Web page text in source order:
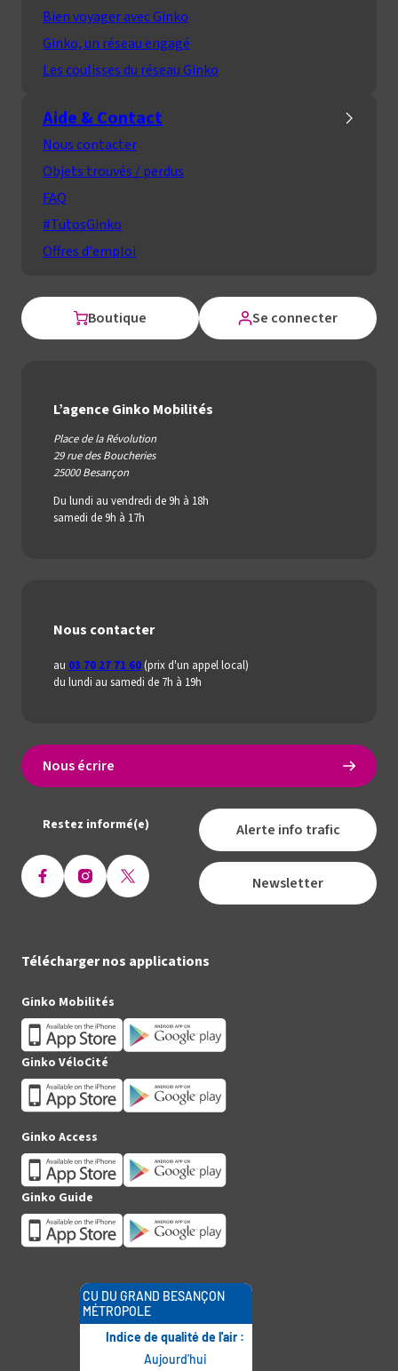
Bien voyager avec Ginko
Ginko, un réseau engagé
Les coulisses du réseau Ginko
Aide & Contact
Nous contacter
Objets trouvés / perdus
FAQ
#TutosGinko
Offres d'emploi
Boutique Se connecter
L’agence Ginko Mobilités
Place de la Révolution
29 rue des Boucheries
25000 Besançon
Du lundi au vendredi de 9h à 18h
samedi de 9h à 17h
Nous contacter
au 03 70 27 71 60 (prix d'un appel local)
du lundi au samedi de 7h à 19h
Nous écrire
Restez informé(e)
OuvrirOuvrir Ouvrir
(Twitter)
Alerte info trafic
Newsletter
Télécharger nos applications
Ginko Mobilités
Ginko VéloCité
Ginko Access
Ginko Guide